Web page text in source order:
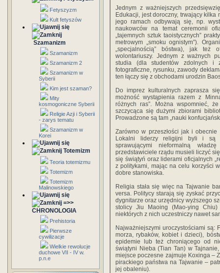
Fetyszyzm
Kult fetyszów
Szamanizm
Szamanizm
Szamanizm 2
Szamanizm w
Syberii
Kim jest szaman?
Mity
kosmogoniczne Syberii
Religie Azji i Syberii
- zarys tematu
Szamanizm w
Korei
Totemizm
Teoria totemizmu
Totemizm
Totemizm
Malinowskiego
=>>
CHRONOLOGIA
Prehistoria
Pierwsze
cywilizacje
Wielkie rewolucje
duchowe VII - IV w.
p.n.e
Jednym z ważniejszych
Edukacji, jest doroczny, trwający kilka
jego ramach odbywają się, np.
naukowców na temat ceremonii
„tajemnych sztuk taoistycznych”
metrowym „smoku ognistym”).
„specjalnością” bóstwa), jak też
wolontariuszy. Jednym z ważnych
studia (dla studentów zdolnych i
fotograficzne, rysunku, zawody
ten łączy się z obchodami urodzin
Do imprez kulturalnych zaprasza
możność wystąpienia razem z
różnych ras”. Można wspomnieć,
szczycąca się dużymi zbiorami
Prowadzone są tam „nauki
Zarówno w przeszłości jak i
Lokalni liderzy religijni byli i są
sprawującymi nieformalną
przedstawiciele rządu musieli liczyć
się świątyń oraz liderami oficjalnych
z politykami, mając na celu korzyści
dobre stanowiska.
Religia stała się więc na Tajwanie
versa. Politycy starają się zyskać
dygnitarze oraz urzędnicy wyższego
stolicy Jiu Maoing (Mao-ying
niektórych z nich uczestniczy nawet
Najważniejszymi uroczystościami są:
morza, rybaków, kobiet i dzieci),
epidemie lub też chroniącego od
świątyni Nieba (Tian Tan) w
miejsce poczesne zajmuje Koxinga –
pirackiego państwa na Tajwanie –
jej obaleniu).